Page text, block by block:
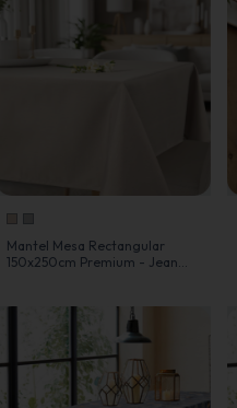
Mantel Mesa Rectangular
150x250cm Premium - Jean